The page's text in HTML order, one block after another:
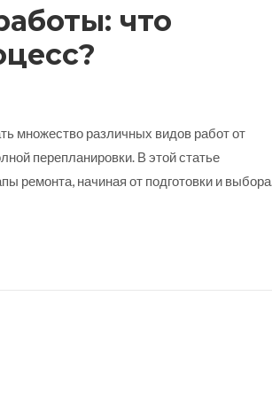
что
множество различных видов работ от
перепланировки. В этой статье
ремонта, начиная от подготовки и выбора
ошибок, а также получите полезные
Эта информация поможет